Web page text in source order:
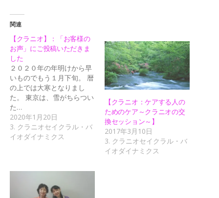
関連
【クラニオ】：「お客様の
お声」にご投稿いただきま
した
２０２０年の年明けから早
いものでもう１月下旬。 暦
の上では大寒となりまし
た。 東京は、雪がちらつい
た…
2020年1月20日
3. クラニオセイクラル・バ
イオダイナミクス
【クラニオ：ケアする人の
ためのケア～クラニオの交
換セッション～】
2017年3月10日
3. クラニオセイクラル・バ
イオダイナミクス